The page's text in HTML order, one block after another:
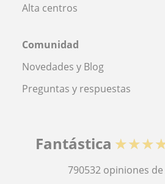
Alta centros
Comunidad
Novedades y Blog
Preguntas y respuestas
Fantástica
790532 opiniones